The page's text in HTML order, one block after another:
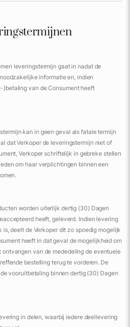
leveringstermijn gaat in nadat de
informatie en, indien
van de Consument heeft
kan in geen geval als fatale termijn
dat Verkoper de leveringstermijn niet of
Verkoper schriftelijk in gebreke stellen
om haar verplichtingen binnen een
worden uiterlijk dertig (30) Dagen
heeft, geleverd. Indien levering
deelt de Verkoper dit zo spoedig mogelijk
heeft in dat geval de mogelijkheid om
ontvangen van de mededeling de eventuele
bestelling terug te vorderen. De
vooruitbetaling binnen dertig (30) Dagen
in delen, waarbij iedere deellevering